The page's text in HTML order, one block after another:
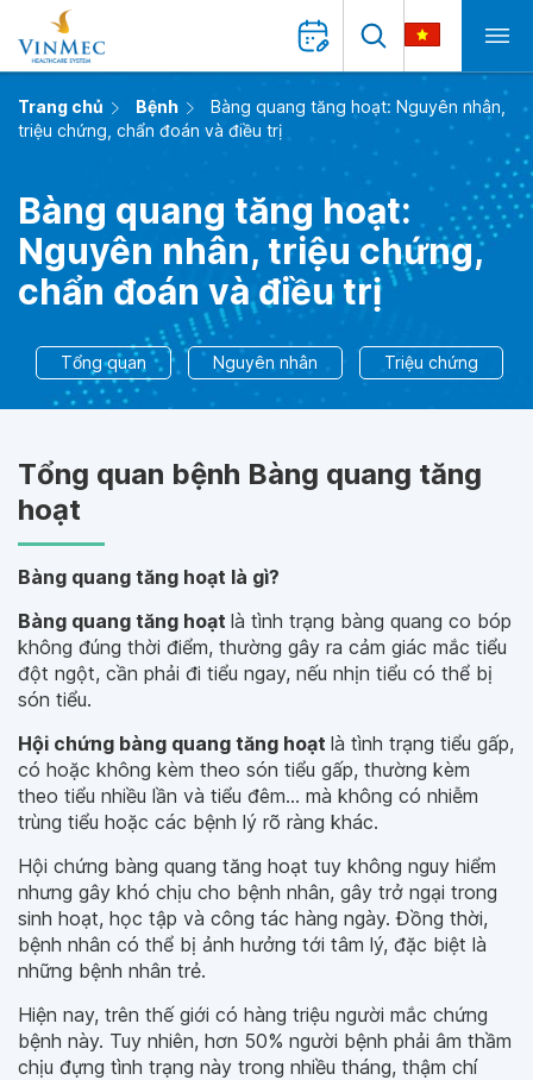
Trang chủ Bệnh
Bàng quang tăng hoạt: Nguyên nhân,
triệu chứng, chẩn đoán và điều trị
Bàng quang tăng hoạt:
Nguyên nhân, triệu chứng,
chẩn đoán và điều trị
Tổng quan Nguyên nhân Triệu chứng
Tổng quan bệnh Bàng quang tăng
hoạt
Bàng quang tăng hoạt là gì?
Bàng quang tăng hoạt là tình trạng bàng quang co bóp
không đúng thời điểm, thường gây ra cảm giác mắc tiểu
đột ngột, cần phải đi tiểu ngay, nếu nhịn tiểu có thể bị
són tiểu.
Hội chứng bàng quang tăng hoạt là tình trạng tiểu gấp,
có hoặc không kèm theo són tiểu gấp, thường kèm
theo tiểu nhiều lần và tiểu đêm… mà không có nhiễm
trùng tiểu hoặc các bệnh lý rõ ràng khác.
Hội chứng bàng quang tăng hoạt tuy không nguy hiểm
nhưng gây khó chịu cho bệnh nhân, gây trở ngại trong
sinh hoạt, học tập và công tác hàng ngày. Đồng thời,
bệnh nhân có thể bị ảnh hưởng tới tâm lý, đặc biệt là
những bệnh nhân trẻ.
Hiện nay, trên thế giới có hàng triệu người mắc chứng
bệnh này. Tuy nhiên, hơn 50% người bệnh phải âm thầm
chịu đựng tình trạng này trong nhiều tháng, thậm chí